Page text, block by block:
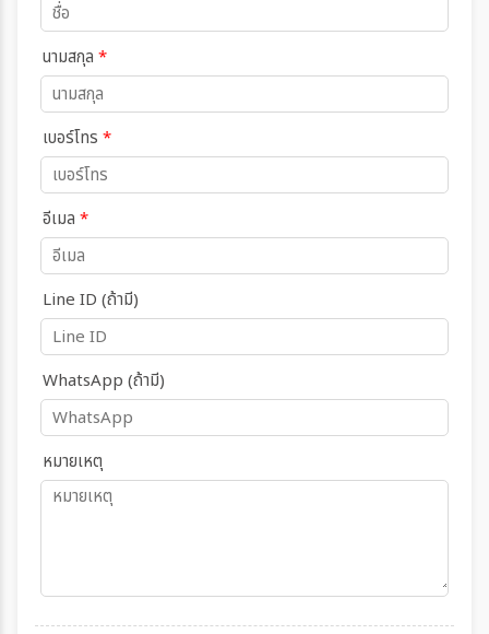
นามสกุล *
เบอร์โทร *
อีเมล *
Line ID (ถ้ามี)
WhatsApp (ถ้ามี)
หมายเหตุ